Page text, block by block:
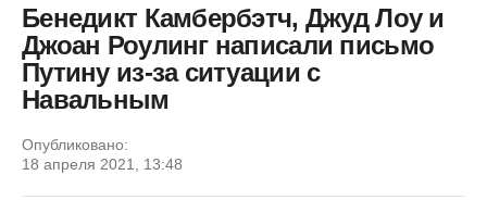
Бенедикт Камбербэтч, Джуд Лоу и
Джоан Роулинг написали письмо
Путину из-за ситуации с
Навальным
Опубликовано:
18 апреля 2021, 13:48